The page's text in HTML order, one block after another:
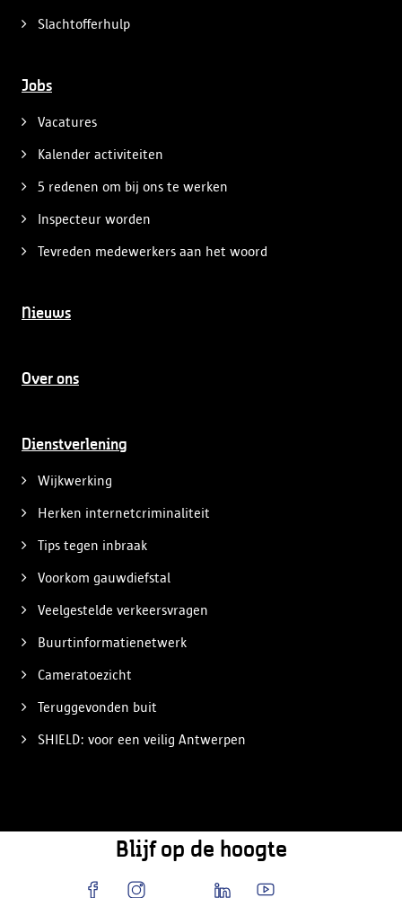
Slachtofferhulp
Jobs
Vacatures
Kalender activiteiten
5 redenen om bij ons te werken
Inspecteur worden
Tevreden medewerkers aan het woord
Nieuws
Over ons
Dienstverlening
Wijkwerking
Herken internetcriminaliteit
Tips tegen inbraak
Voorkom gauwdiefstal
Veelgestelde verkeersvragen
Buurtinformatienetwerk
Cameratoezicht
Teruggevonden buit
SHIELD: voor een veilig Antwerpen
Blijf op de hoogte